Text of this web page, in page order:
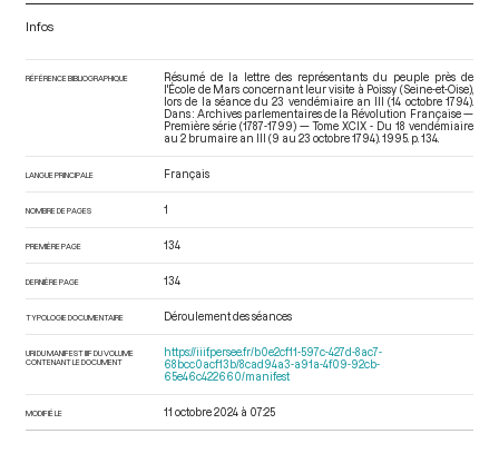
Infos
RÉFÉRENCE BIBLIOGRAPHIQUE
Résumé de la lettre des représentants du peuple près de
l'École de Mars concernant leur visite à Poissy (Seine-et-Oise),
lors de la séance du 23 vendémiaire an III (14 octobre 1794).
Dans : Archives parlementaires de la Révolution Française —
Première série (1787-1799) — Tome XCIX - Du 18 vendémiaire
au 2 brumaire an III (9 au 23 octobre 1794) . 1995. p. 134.
LANGUE PRINCIPALE Français
NOMBRE DE PAGES 1
PREMIÈRE PAGE 134
DERNIÈRE PAGE 134
TYPOLOGIE DOCUMENTAIRE Déroulement des séances
URI DU MANIFEST IIIF DU VOLUME
CONTENANT LE DOCUMENT
https://iiif.persee.fr/b0e2cf11-597c-427d-8ac7-
68bcc0acf13b/8cad94a3-a91a-4f09-92cb-
65e46c422660/manifest
MODIFIÉ LE 11 octobre 2024 à 07:25